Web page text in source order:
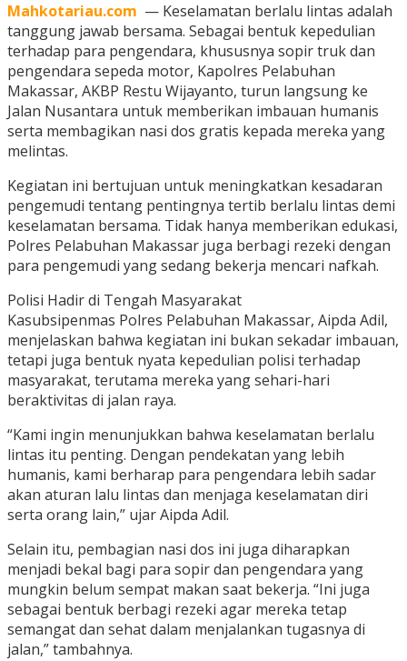
Mahkotariau.com — Keselamatan berlalu lintas adalah
tanggung jawab bersama. Sebagai bentuk kepedulian
terhadap para pengendara, khususnya sopir truk dan
pengendara sepeda motor, Kapolres Pelabuhan
Makassar, AKBP Restu Wijayanto, turun langsung ke
Jalan Nusantara untuk memberikan imbauan humanis
serta membagikan nasi dos gratis kepada mereka yang
melintas.
Kegiatan ini bertujuan untuk meningkatkan kesadaran
pengemudi tentang pentingnya tertib berlalu lintas demi
keselamatan bersama. Tidak hanya memberikan edukasi,
Polres Pelabuhan Makassar juga berbagi rezeki dengan
para pengemudi yang sedang bekerja mencari nafkah.
Polisi Hadir di Tengah Masyarakat
Kasubsipenmas Polres Pelabuhan Makassar, Aipda Adil,
menjelaskan bahwa kegiatan ini bukan sekadar imbauan,
tetapi juga bentuk nyata kepedulian polisi terhadap
masyarakat, terutama mereka yang sehari-hari
beraktivitas di jalan raya.
“Kami ingin menunjukkan bahwa keselamatan berlalu
lintas itu penting. Dengan pendekatan yang lebih
humanis, kami berharap para pengendara lebih sadar
akan aturan lalu lintas dan menjaga keselamatan diri
serta orang lain,” ujar Aipda Adil.
Selain itu, pembagian nasi dos ini juga diharapkan
menjadi bekal bagi para sopir dan pengendara yang
mungkin belum sempat makan saat bekerja. “Ini juga
sebagai bentuk berbagi rezeki agar mereka tetap
semangat dan sehat dalam menjalankan tugasnya di
jalan,” tambahnya.